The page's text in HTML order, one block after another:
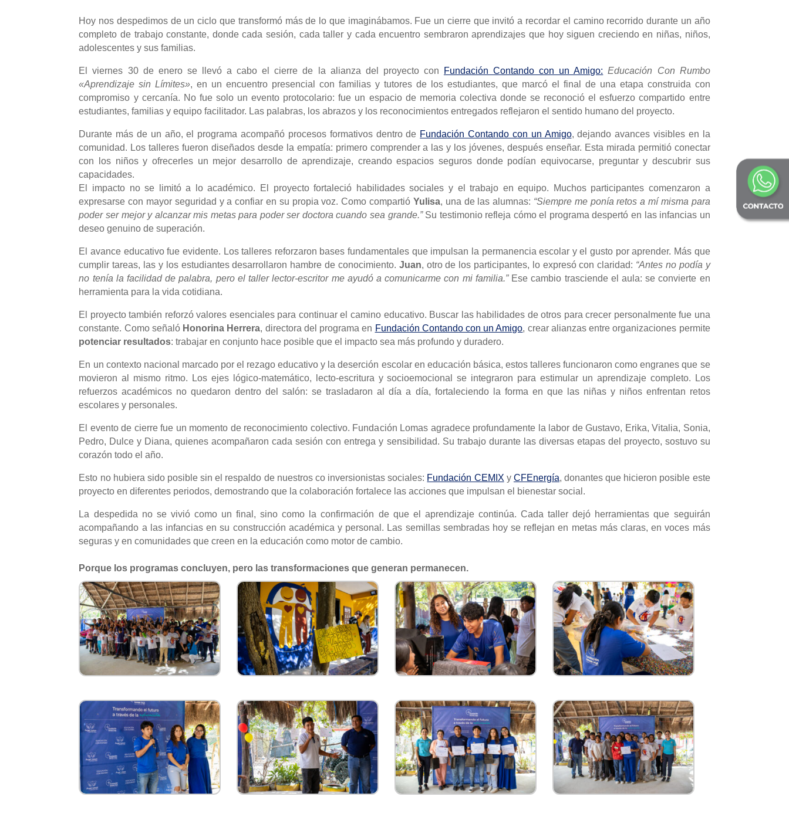
Hoy nos despedimos de un ciclo que transformó más de lo que imaginábamos. Fue un cierre que invitó a recordar el camino recorrido durante un año
completo de trabajo constante, donde cada sesión, cada taller y cada encuentro sembraron aprendizajes que hoy siguen creciendo en niñas, niños,
adolescentes y sus familias.
El viernes 30 de enero se llevó a cabo el cierre de la alianza del proyecto con Fundación Contando con un Amigo: Educación Con Rumbo
«Aprendizaje sin Límites», en un encuentro presencial con familias y tutores de los estudiantes, que marcó el final de una etapa construida con
compromiso y cercanía. No fue solo un evento protocolario: fue un espacio de memoria colectiva donde se reconoció el esfuerzo compartido entre
estudiantes, familias y equipo facilitador. Las palabras, los abrazos y los reconocimientos entregados reflejaron el sentido humano del proyecto.
Durante más de un año, el programa acompañó procesos formativos dentro de Fundación Contando con un Amigo, dejando avances visibles en la
comunidad. Los talleres fueron diseñados desde la empatía: primero comprender a las y los jóvenes, después enseñar. Esta mirada permitió conectar
con los niños y ofrecerles un mejor desarrollo de aprendizaje, creando espacios seguros donde podían equivocarse, preguntar y descubrir sus
capacidades.
El impacto no se limitó a lo académico. El proyecto fortaleció habilidades sociales y el trabajo en equipo. Muchos participantes comenzaron a
expresarse con mayor seguridad y a confiar en su propia voz. Como compartió Yulisa, una de las alumnas: “Siempre me ponía retos a mí misma para
poder ser mejor y alcanzar mis metas para poder ser doctora cuando sea grande.”Su testimonio refleja cómo el programa despertó en las infancias un
deseo genuino de superación.
El avance educativo fue evidente. Los talleres reforzaron bases fundamentales que impulsan la permanencia escolar y el gusto por aprender. Más que
cumplir tareas, las y los estudiantes desarrollaron hambre de conocimiento. Juan, otro de los participantes, lo expresó con claridad: “Antes no podía y
no tenía la facilidad de palabra, pero el taller lector-escritor me ayudó a comunicarme con mi familia.”Ese cambio trasciende el aula: se convierte en
herramienta para la vida cotidiana.
El proyecto también reforzó valores esenciales para continuar el camino educativo. Buscar las habilidades de otros para crecer personalmente fue una
constante. Como señaló Honorina Herrera, directora del programa en Fundación Contando con un Amigo, crear alianzas entre organizaciones permite
potenciar resultados: trabajar en conjunto hace posible que el impacto sea más profundo y duradero.
En un contexto nacional marcado por el rezago educativo y la deserción escolar en educación básica, estos talleres funcionaron como engranes que se
movieron al mismo ritmo. Los ejes lógico-matemático, lecto-escritura y socioemocional se integraron para estimular un aprendizaje completo. Los
refuerzos académicos no quedaron dentro del salón: se trasladaron al día a día, fortaleciendo la forma en que las niñas y niños enfrentan retos
escolares y personales.
El evento de cierre fue un momento de reconocimiento colectivo. Fundación Lomas agradece profundamente la labor de Gustavo, Erika, Vitalia, Sonia,
Pedro, Dulce y Diana, quienes acompañaron cada sesión con entrega y sensibilidad. Su trabajo durante las diversas etapas del proyecto, sostuvo su
corazón todo el año.
Esto no hubiera sido posible sinel respaldo de nuestros coinversionistas sociales: Fundación CEMIX y CFEnergía, donantes que hicieron posible este
proyecto en diferentes periodos,demostrando que la colaboración fortalece las acciones que impulsan el bienestar social.
La despedida no se vivió como un final, sino como la confirmación de que el aprendizaje continúa. Cada taller dejó herramientas que seguirán
acompañando a las infancias en su construcción académica y personal. Las semillas sembradas hoy se reflejan en metas más claras, en voces más
seguras y en comunidades que creen en la educación como motor de cambio.
Porque los programas concluyen, pero las transformaciones que generan permanecen.